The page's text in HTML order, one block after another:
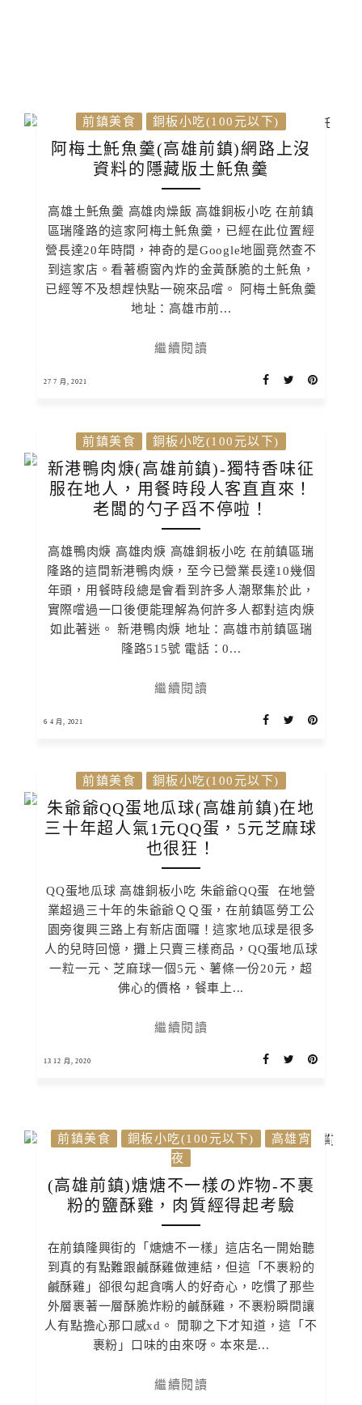
前鎮美食 銅板小吃(100元以下)
阿梅土魠魚羹(高雄前鎮)網路上沒
資料的隱藏版土魠魚羹
高雄土魠魚羹 高雄肉燥飯 高雄銅板小吃 在前鎮
區瑞隆路的這家阿梅土魠魚羹，已經在此位置經
營長達20年時間，神奇的是Google地圖竟然查不
到這家店。看著櫥窗內炸的金黃酥脆的土魠魚，
已經等不及想趕快點一碗來品嚐。 阿梅土魠魚羹
地址：高雄市前...
繼續閱讀
27 7 月, 2021
前鎮美食 銅板小吃(100元以下)
新港鴨肉焿(高雄前鎮)-獨特香味征
服在地人，用餐時段人客直直來！
老闆的勺子舀不停啦！
高雄鴨肉焿 高雄肉焿 高雄銅板小吃 在前鎮區瑞
隆路的這間新港鴨肉焿，至今已營業長達10幾個
年頭，用餐時段總是會看到許多人潮聚集於此，
實際嚐過一口後便能理解為何許多人都對這肉焿
如此著迷。 新港鴨肉焿 地址：高雄市前鎮區瑞
隆路515號 電話：0...
繼續閱讀
6 4 月, 2021
前鎮美食 銅板小吃(100元以下)
朱爺爺QQ蛋地瓜球(高雄前鎮)在地
三十年超人氣1元QQ蛋，5元芝麻球
也很狂！
QQ蛋地瓜球 高雄銅板小吃 朱爺爺QQ蛋 在地營
業超過三十年的朱爺爺ＱＱ蛋，在前鎮區勞工公
園旁復興三路上有新店面囉！這家地瓜球是很多
人的兒時回憶，攤上只賣三樣商品，QQ蛋地瓜球
一粒一元、芝麻球一個5元、薯條一份20元，超
佛心的價格，餐車上...
繼續閱讀
13 12 月, 2020
前鎮美食 銅板小吃(100元以下)
高雄宵
夜
(高雄前鎮)煻煻不一樣の炸物-不裹
粉的鹽酥雞，肉質經得起考驗
在前鎮隆興街的「煻煻不一樣」這店名一開始聽
到真的有點難跟鹹酥雞做連結，但這「不裹粉的
鹹酥雞」卻很勾起貪嘴人的好奇心，吃慣了那些
外層裹著一層酥脆炸粉的鹹酥雞，不裹粉瞬間讓
人有點擔心那口感xd。 閒聊之下才知道，這「不
裹粉」口味的由來呀。本來是...
繼續閱讀